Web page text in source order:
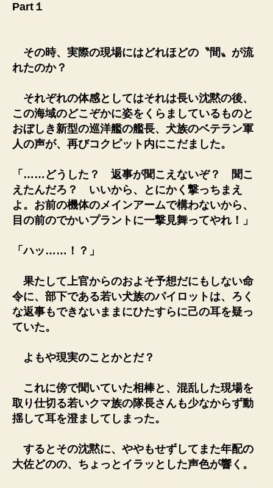
Part１
その時、実際の現場にはどれほどの〝間〟が流
れたのか？
それぞれの体感としてはそれは長い沈黙の後、
この海域のどこぞかに姿をくらましているものと
おぼしき新型の巡洋艦の艦長、犬族のベテラン軍
人の声が、再びコクピット内にこだました。
「……どうした？ 返事が聞こえないぞ？ 聞こ
えたんだろ？ いいから、とにかく撃っちまえ
よ。お前の機体のメインアームで構わないから、
目の前のでかいプラントに一撃見舞ってやれ！」
「ハッ……！？」
果たして上官からのおよそ予想だにもしない命
令に、部下である若い犬族のパイロットは、ろく
な返事もできないままにひたすらに己の耳を疑っ
ていた。
よもや現実のことかとだ？
これに傍で聞いていた相棒と、混乱した現場を
取り仕切る若いクマ族の隊長さんも少なからず動
揺して耳を澄ましてしまった。
するとその沈黙に、ややもせずしてまた年配の
大佐どのの、ちょっとイラッとした声色が響く。